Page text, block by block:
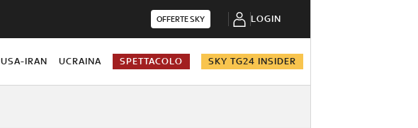
OFFERTE SKY LOGIN
USA-IRAN UCRAINA SPETTACOLO SKY TG24 INSIDER